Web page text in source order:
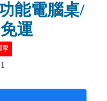
能電腦桌/
運